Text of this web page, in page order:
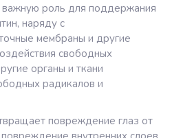
важную роль для поддержания
наряду с
мембраны и другие
свободных
органы и ткани
радикалов и
повреждение глаз от